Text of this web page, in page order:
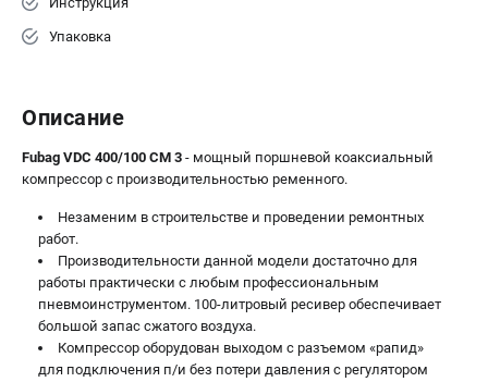
Упаковка
Описание
Fubag VDC 400/100 CМ 3 - мощный поршневой коаксиальный
компрессор с производительностью ременного.
Незаменим в строительстве и проведении ремонтных
работ.
Производительности данной модели достаточно для
работы практически с любым профессиональным
пневмоинструментом. 100-литровый ресивер обеспечивает
большой запас сжатого воздуха.
Компрессор оборудован выходом с разъемом «рапид»
для подключения п/и без потери давления с регулятором